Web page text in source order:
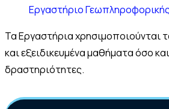
Εργαστήριο
Τα Εργαστήρια χρησιμοποιούνται
και εξειδικευμένα μαθήματα όσο
δραστηριότητες.